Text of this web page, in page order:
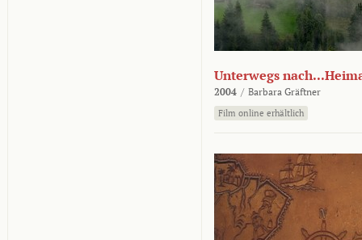
Unterwegs
2004 / Barbara Gräftner
Film online erhältlich